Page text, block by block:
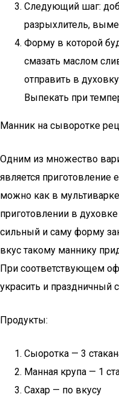
Следующий шаг:
разрыхлитель,
Форму в которой
смазать маслом
отправить в
Выпекать при
Манник на сыворотке
Одним из множество
является приготовление
можно как в
приготовлении в
сильный и саму форму
вкус такому маннику
При соответствующем
украсить и праздничный
Продукты:
Сыоротка — 3
Манная крупа — 1
Сахар — по вкусу